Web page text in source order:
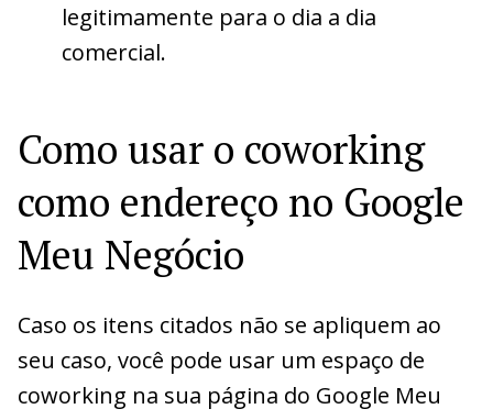
legitimamente para o dia a dia
comercial.
Como usar o coworking
como endereço no Google
Meu Negócio
Caso os itens citados não se apliquem ao
seu caso, você pode usar um espaço de
coworking na sua página do Google Meu